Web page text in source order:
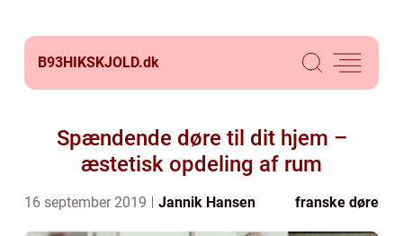
B93HIKSKJOLD.dk
Spændende døre til dit hjem –
æstetisk opdeling af rum
16 september 2019 Jannik Hansen franske døre